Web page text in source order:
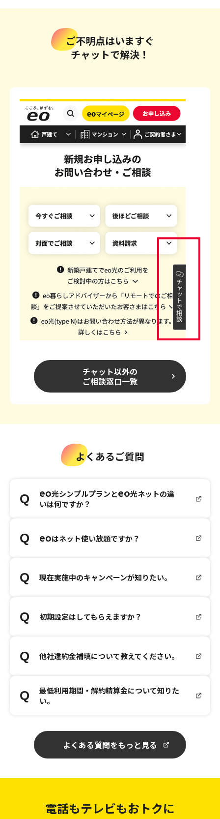
ご不明点はいますぐ
チャットで解決！
チャット以外の
ご相談窓口一覧
よくあるご質問
eo光シンプルプランとeo光ネットの違
いは何ですか？
eoはネット使い放題ですか？
現在実施中のキャンペーンが知りたい。
初期設定はしてもらえますか？
他社違約金補填について教えてください。
最低利用期間・解約精算金について知りた
い。
よくある質問をもっと見る
電話もテレビもおトクに